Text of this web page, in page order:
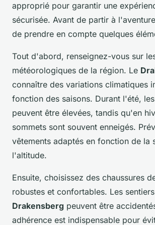
approprié pour garantir une
sécurisée. Avant de partir à
de prendre en compte quelques
Tout d'abord, renseignez-vous sur
météorologiques de la région. Le
connaître des variations climatiques
fonction des saisons. Durant l'été,
peuvent être élevées, tandis qu'en
sommets sont souvent enneigés.
vêtements adaptés en fonction de la
l'altitude.
Ensuite, choisissez des chaussures
robustes et confortables. Les
Drakensberg peuvent être
adhérence est indispensable pour